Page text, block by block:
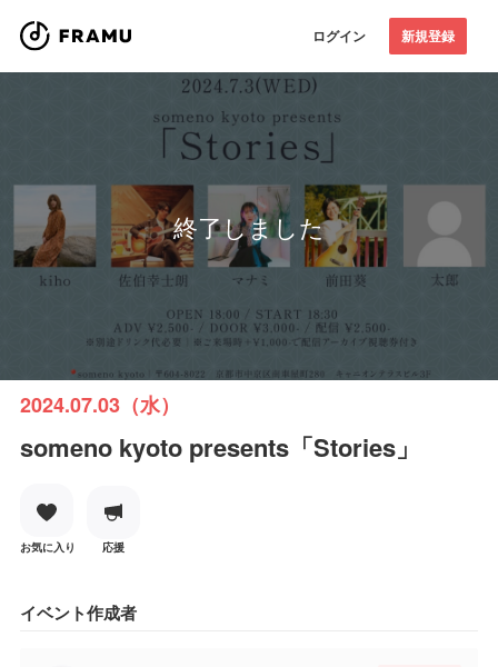
ログイン 新規登録
終了しました
2024.07.03（水）
someno kyoto presents「Stories」
お気に入り 応援
イベント作成者